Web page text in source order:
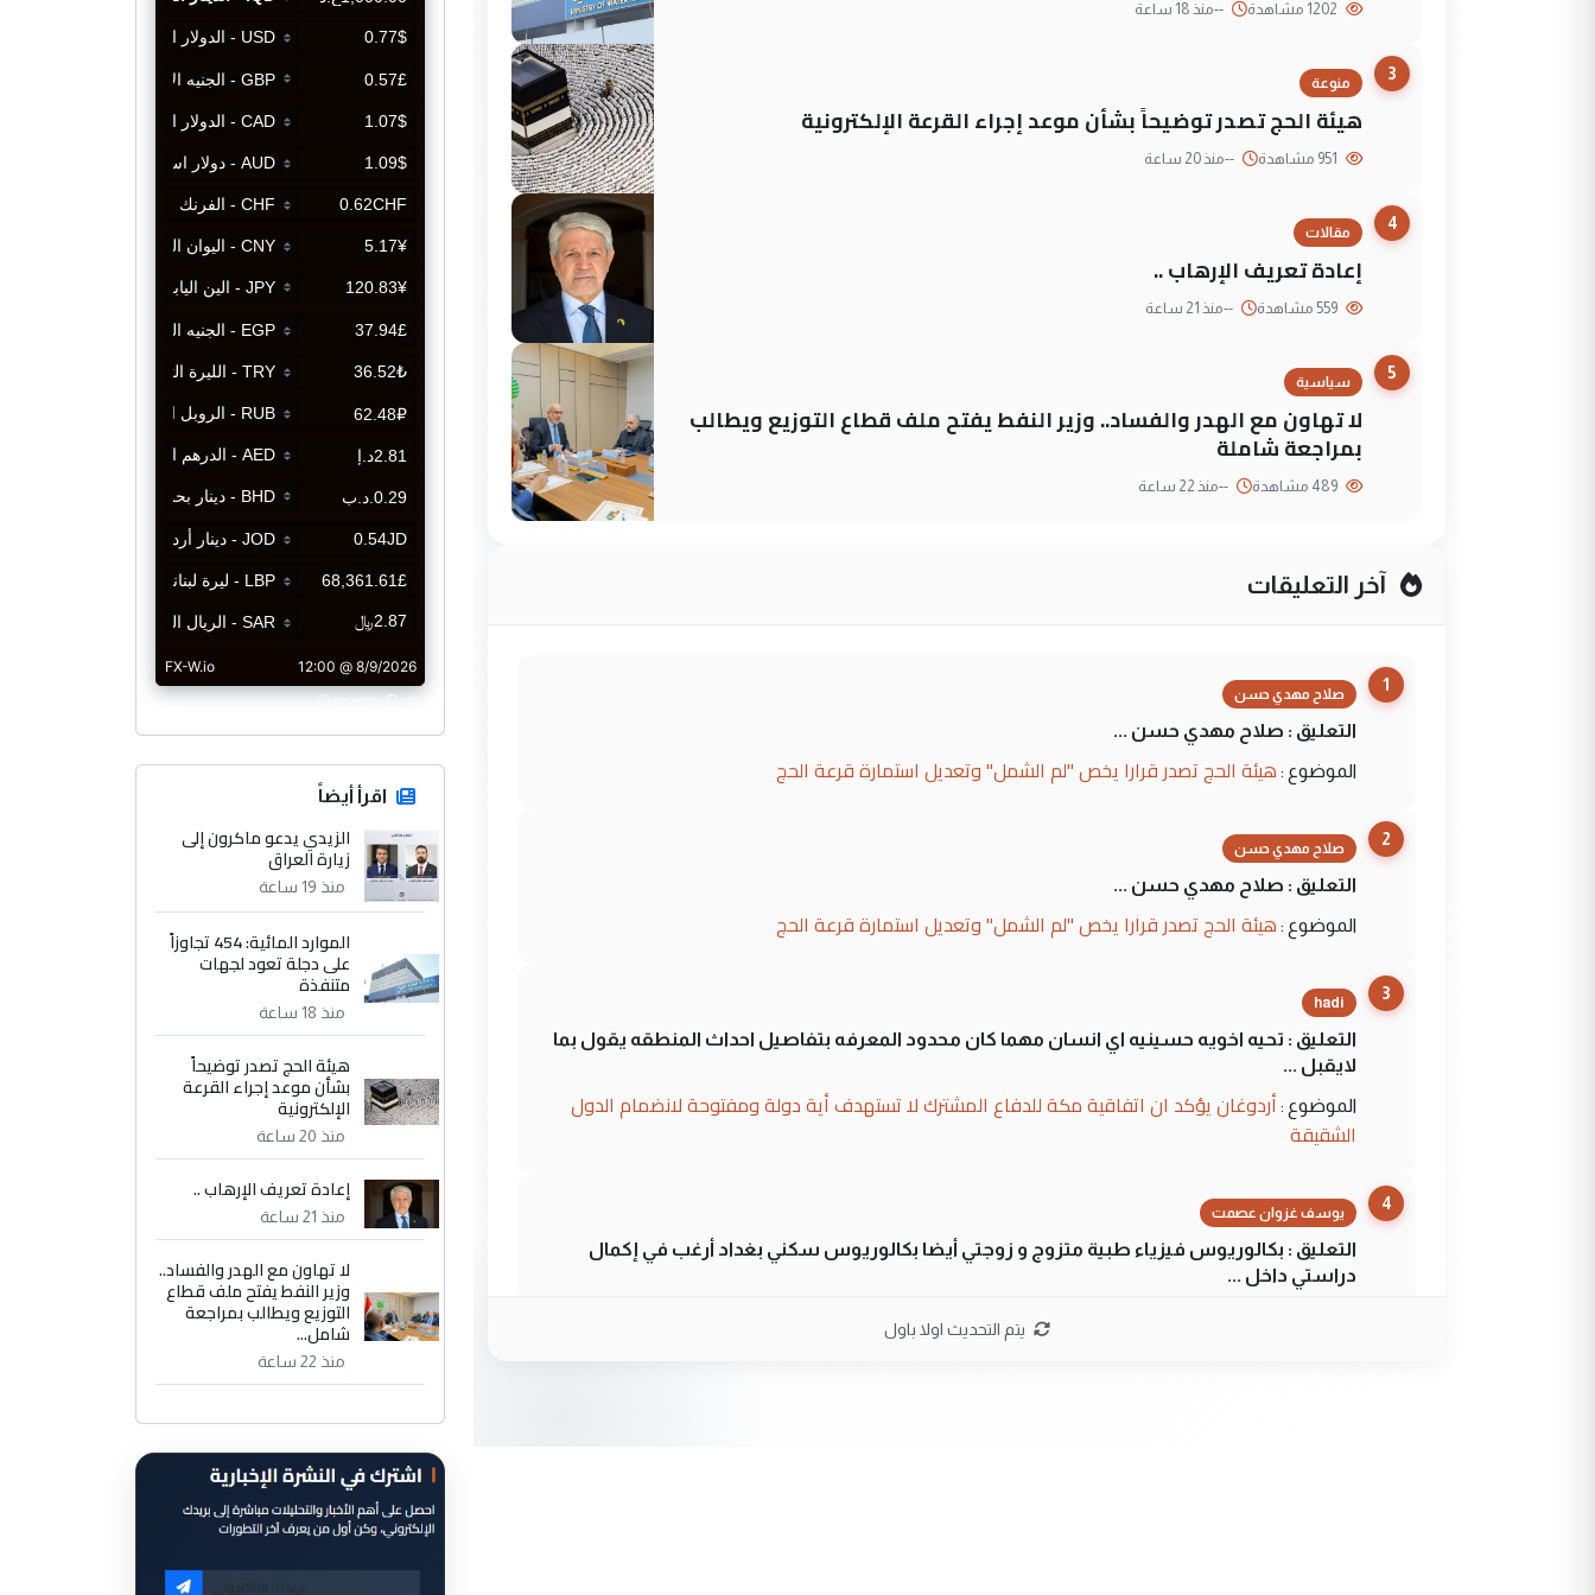
--منذ 18 ساعة
3
منوعة
هيئة الحج تصدر توضيحاً بشأن موعد إجراء القرعة الإلكترونية
--منذ 20 ساعة
4
مقالات
إعادة تعريف الإرهاب ..
--منذ 21 ساعة
5
سياسية
لا تهاون مع الهدر والفساد.. وزير النفط يفتح ملف قطاع التوزيع ويطالب
بمراجعة شاملة
--منذ 22 ساعة
آخر التعليقات
1
صلاح مهدي حسن
التعليق : صلاح مهدي حسن ...
الموضوع : هيئة الحج تصدر قرارا يخص "لم الشمل" وتعديل استمارة قرعة الحج
2
صلاح مهدي حسن
التعليق : صلاح مهدي حسن ...
الموضوع : هيئة الحج تصدر قرارا يخص "لم الشمل" وتعديل استمارة قرعة الحج
3
hadi
التعليق : تحيه اخويه حسينيه اي انسان مهما كان محدود المعرفه بتفاصيل احداث المنطقه يقول بما
لايقبل ...
الموضوع : أردوغان يؤكد ان اتفاقية مكة للدفاع المشترك لا تستهدف أية دولة ومفتوحة لانضمام الدول
الشقيقة
4
يوسف غزوان عصمت
التعليق : بكالوريوس فيزياء طبية متزوج و زوجتي أيضا بكالوريوس سكني بغداد أرغب في إكمال
دراستي داخل ...
السعودية توافق على الاستمرار في إعطاء 100 منحة دراسية للطلبة العراقيين في جامعاتها سنويايتم التحديث اولا باول
CurrencyRate
اقرأ أيضاً
الزيدي يدعو ماكرون إلى
زيارة العراق
منذ 19 ساعة
الموارد المائية: 454 تجاوزاً
على دجلة تعود لجهات
متنفذة
منذ 18 ساعة
هيئة الحج تصدر توضيحاً
بشأن موعد إجراء القرعة
الإلكترونية
منذ 20 ساعة
إعادة تعريف الإرهاب ..
منذ 21 ساعة
لا تهاون مع الهدر والفساد..
وزير النفط يفتح ملف قطاع
التوزيع ويطالب بمراجعة
شامل...
منذ 22 ساعة